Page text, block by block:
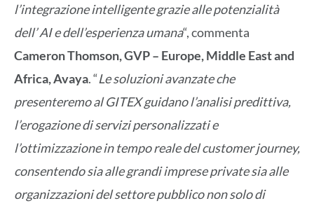
l’integrazione intelligente grazie alle potenzialità
dell’ AI e dell’esperienza umana“, commenta
Cameron Thomson, GVP – Europe, Middle East and
Africa, Avaya. “Le soluzioni avanzate che
presenteremo al GITEX guidano l’analisi predittiva,
l’erogazione di servizi personalizzati e
l’ottimizzazione in tempo reale del customer journey,
consentendo sia alle grandi imprese private sia alle
organizzazioni del settore pubblico non solo di